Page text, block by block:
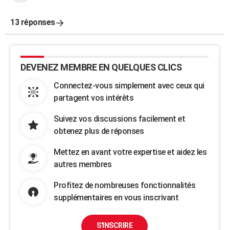
13 réponses
DEVENEZ MEMBRE EN QUELQUES CLICS
Connectez-vous simplement avec ceux qui
partagent vos intérêts
Suivez vos discussions facilement et
obtenez plus de réponses
Mettez en avant votre expertise et aidez les
autres membres
Profitez de nombreuses fonctionnalités
supplémentaires en vous inscrivant
S'INSCRIRE